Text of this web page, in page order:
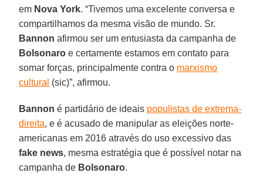
em Nova York. “Tivemos uma excelente conversa e
compartilhamos da mesma visão de mundo. Sr.
Bannon afirmou ser um entusiasta da campanha de
Bolsonaro e certamente estamos em contato para
somar forças, principalmente contra o marxismo
cultural (sic)”, afirmou.
Bannon é partidário de ideais populistas de extrema-
direita, e é acusado de manipular as eleições norte-
americanas em 2016 através do uso excessivo das
fake news, mesma estratégia que é possível notar na
campanha de Bolsonaro.